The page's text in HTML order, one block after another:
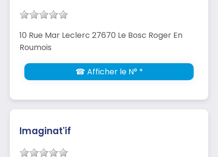
10 Rue Mar Leclerc 27670 Le Bosc Roger En
Roumois
☎ Afficher le N° *
Imaginat'if